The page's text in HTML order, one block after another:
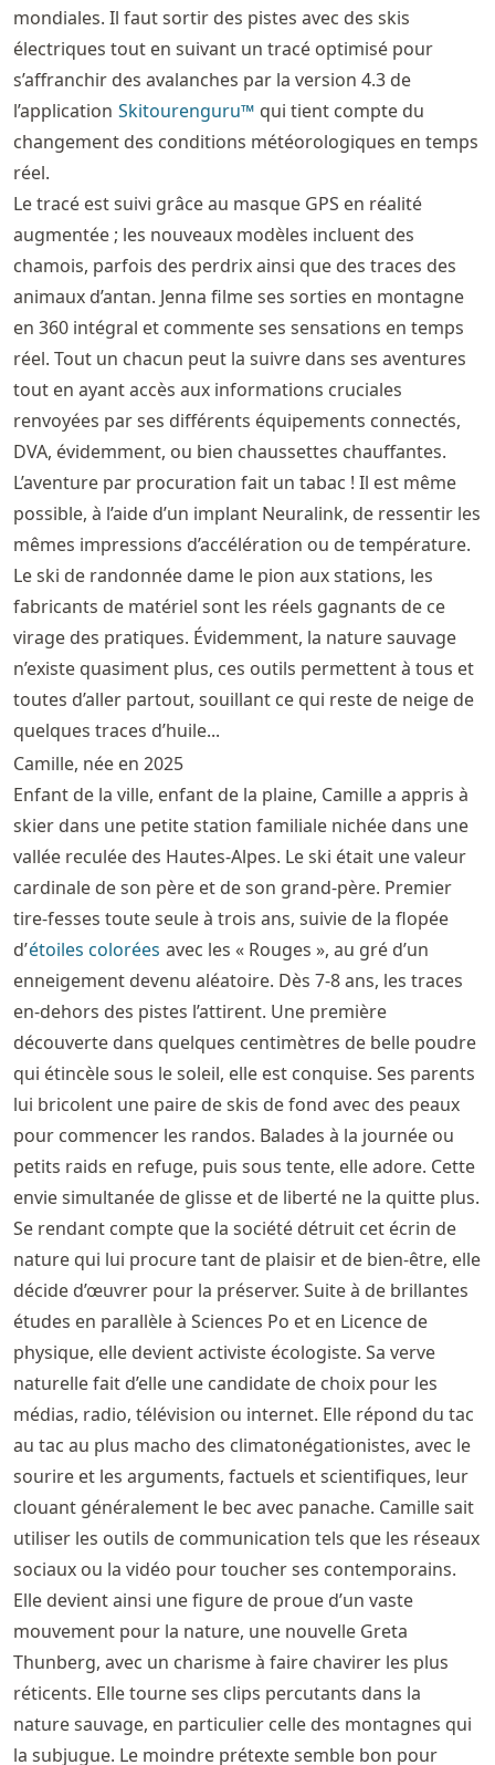
mondiales. Il faut sortir des pistes avec des skis
électriques tout en suivant un tracé optimisé pour
s’affranchir des avalanches par la version 4.3 de
l’application Skitourenguru™ qui tient compte du
changement des conditions météorologiques en temps
réel.
Le tracé est suivi grâce au masque GPS en réalité
augmentée ; les nouveaux modèles incluent des
chamois, parfois des perdrix ainsi que des traces des
animaux d’antan. Jenna filme ses sorties en montagne
en 360 intégral et commente ses sensations en temps
réel. Tout un chacun peut la suivre dans ses aventures
tout en ayant accès aux informations cruciales
renvoyées par ses différents équipements connectés,
DVA, évidemment, ou bien chaussettes chauffantes.
L’aventure par procuration fait un tabac ! Il est même
possible, à l’aide d’un implant Neuralink, de ressentir les
mêmes impressions d’accélération ou de température.
Le ski de randonnée dame le pion aux stations, les
fabricants de matériel sont les réels gagnants de ce
virage des pratiques. Évidemment, la nature sauvage
n’existe quasiment plus, ces outils permettent à tous et
toutes d’aller partout, souillant ce qui reste de neige de
quelques traces d’huile...
Camille, née en 2025
Enfant de la ville, enfant de la plaine, Camille a appris à
skier dans une petite station familiale nichée dans une
vallée reculée des Hautes-Alpes. Le ski était une valeur
cardinale de son père et de son grand-père. Premier
tire-fesses toute seule à trois ans, suivie de la flopée
d’étoiles colorées avec les « Rouges », au gré d’un
enneigement devenu aléatoire. Dès 7-8 ans, les traces
en-dehors des pistes l’attirent. Une première
découverte dans quelques centimètres de belle poudre
qui étincèle sous le soleil, elle est conquise. Ses parents
lui bricolent une paire de skis de fond avec des peaux
pour commencer les randos. Balades à la journée ou
petits raids en refuge, puis sous tente, elle adore. Cette
envie simultanée de glisse et de liberté ne la quitte plus.
Se rendant compte que la société détruit cet écrin de
nature qui lui procure tant de plaisir et de bien-être, elle
décide d’œuvrer pour la préserver. Suite à de brillantes
études en parallèle à Sciences Po et en Licence de
physique, elle devient activiste écologiste. Sa verve
naturelle fait d’elle une candidate de choix pour les
médias, radio, télévision ou internet. Elle répond du tac
au tac au plus macho des climatonégationistes, avec le
sourire et les arguments, factuels et scientifiques, leur
clouant généralement le bec avec panache. Camille sait
utiliser les outils de communication tels que les réseaux
sociaux ou la vidéo pour toucher ses contemporains.
Elle devient ainsi une figure de proue d’un vaste
mouvement pour la nature, une nouvelle Greta
Thunberg, avec un charisme à faire chavirer les plus
réticents. Elle tourne ses clips percutants dans la
nature sauvage, en particulier celle des montagnes qui
la subjugue. Le moindre prétexte semble bon pour